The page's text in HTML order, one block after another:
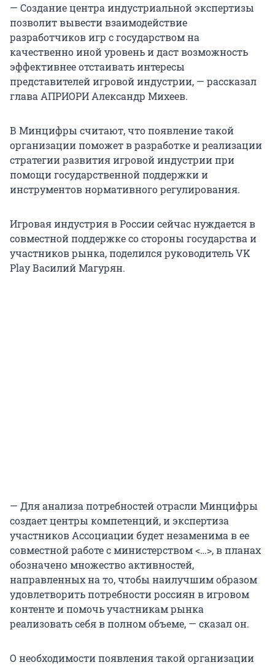
— Создание центра индустриальной экспертизы
позволит вывести взаимодействие
разработчиков игр с государством на
качественно иной уровень и даст возможность
эффективнее отстаивать интересы
представителей игровой индустрии, — рассказал
глава АПРИОРИ Александр Михеев.
В Минцифры считают, что появление такой
организации поможет в разработке и реализации
стратегии развития игровой индустрии при
помощи государственной поддержки и
инструментов нормативного регулирования.
Игровая индустрия в России сейчас нуждается в
совместной поддержке со стороны государства и
участников рынка, поделился руководитель VK
Play Василий Магурян.
— Для анализа потребностей отрасли Минцифры
создает центры компетенций, и экспертиза
участников Ассоциации будет незаменима в ее
совместной работе с министерством <…>, в планах
обозначено множество активностей,
направленных на то, чтобы наилучшим образом
удовлетворить потребности россиян в игровом
контенте и помочь участникам рынка
реализовать себя в полном объеме, — сказал он.
О необходимости появления такой организации